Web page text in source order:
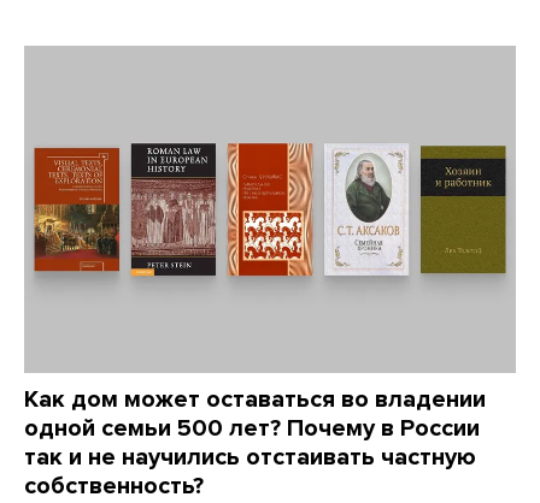
Как дом может оставаться во владении
одной семьи 500 лет? Почему в России
так и не научились отстаивать частную
собственность?